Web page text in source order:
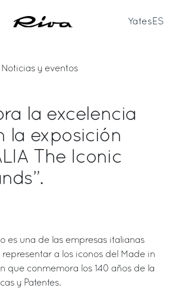
Yates ES
Noticias y eventos
la excelencia
la exposición
The Iconic
es una de las empresas italianas
a los iconos del Made in
que conmemora los 140 años de la
y Patentes.